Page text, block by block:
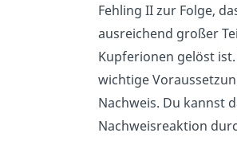
Fehling II zur Folge,
ausreichend großer
Kupferionen gelöst
wichtige
Nachweis. Du kannst
Nachweisreaktion